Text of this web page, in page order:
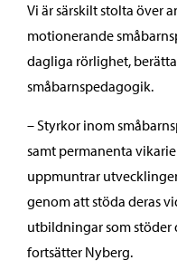
Vi är särskilt stolta över
motionerande
dagliga rörlighet,
småbarnspedagogik.
– Styrkor inom
samt permanenta
uppmuntrar
genom att stöda deras
utbildningar som stöder
fortsätter Nyberg.